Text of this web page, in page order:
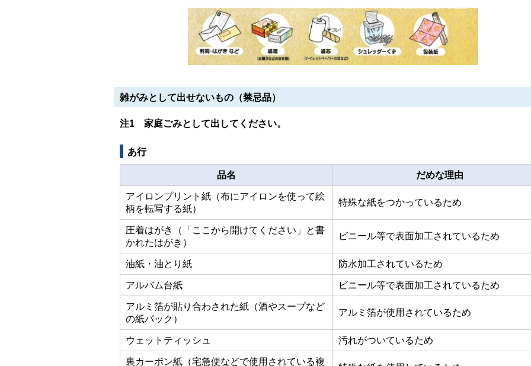
雑がみとして出せないもの（禁忌品）
注1 家庭ごみとして出してください。
あ行
品名 だめな理由
アイロンプリント紙（布にアイロンを使って絵
柄を転写する紙）
特殊な紙をつかっているため
圧着はがき（「ここから開けてください」と書
かれたはがき）
ビニール等で表面加工されているため
油紙・油とり紙 防水加工されているため
アルバム台紙 ビニール等で表面加工されているため
アルミ箔が貼り合わされた紙（酒やスープなど
の紙パック）
アルミ箔が使用されているため
ウェットティッシュ 汚れがついているため
裏カーボン紙（宅急便などで使用されている複